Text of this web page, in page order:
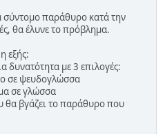
σύντομο παράθυρο κατά την
θα έλυνε το πρόβλημα.
εξής:
δυνατότητα με 3 επιλογές:
σε ψευδογλώσσα
σε γλώσσα
θα βγάζει το παράθυρο που